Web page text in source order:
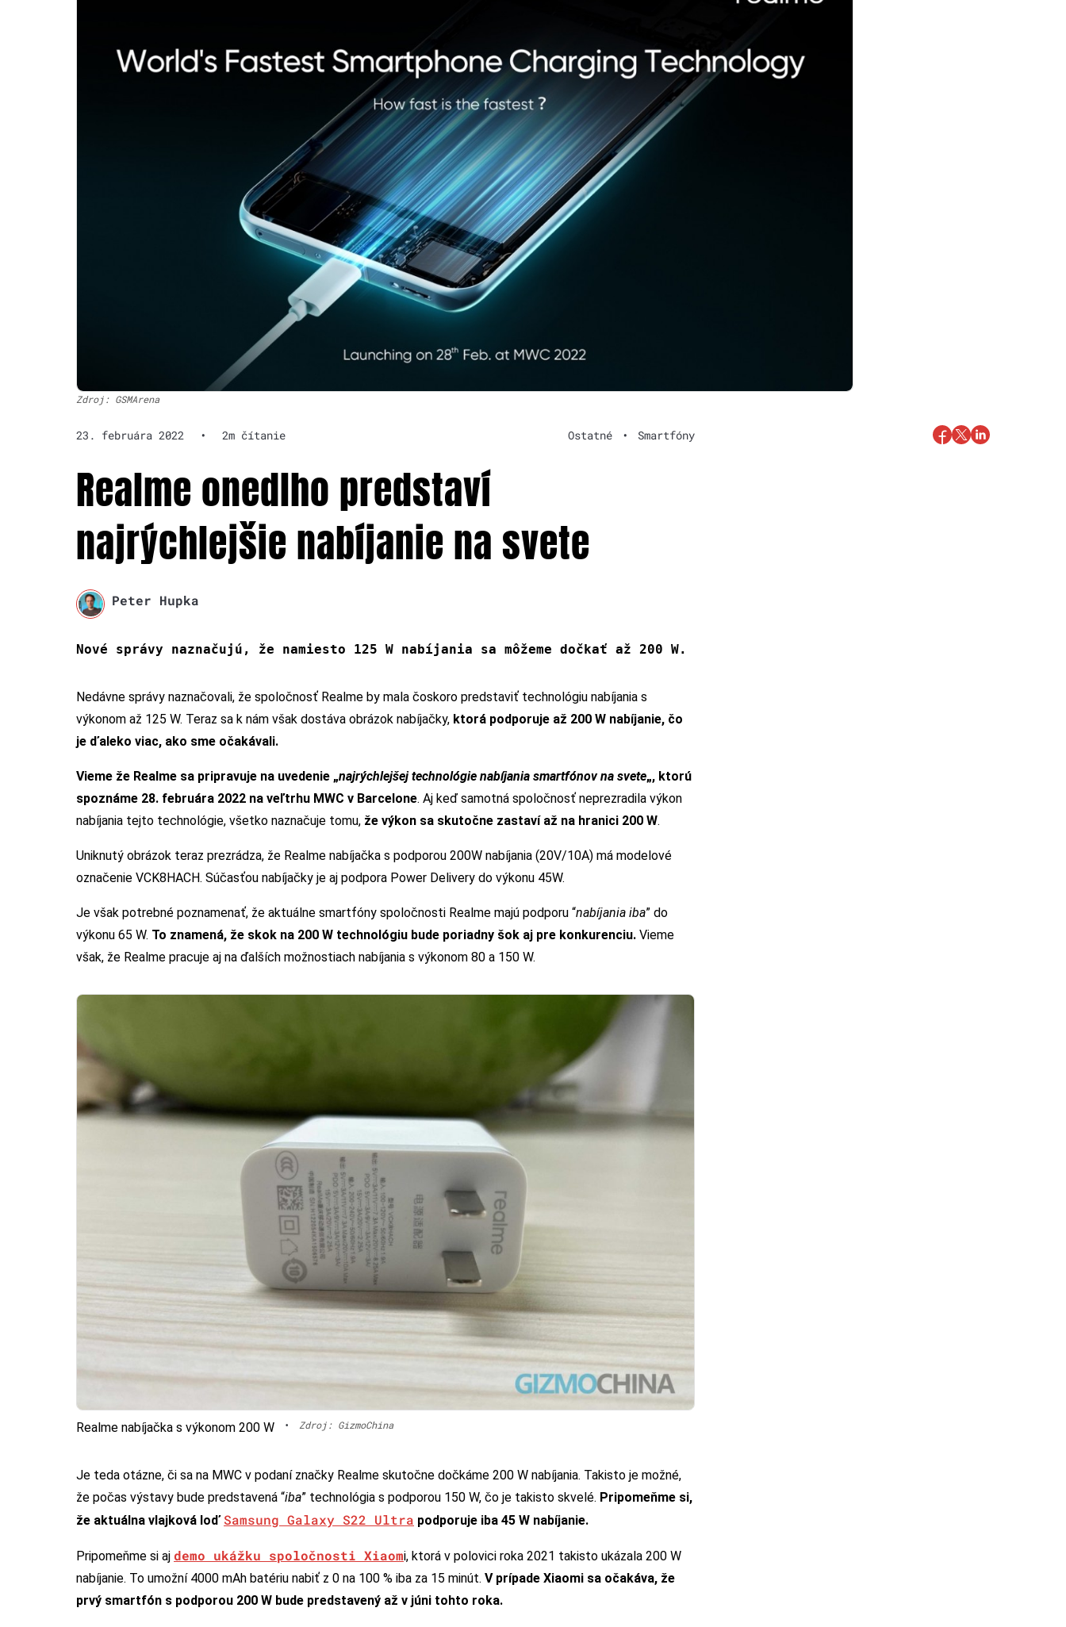
Zdroj: GSMArena
23. februára 2022 • 2m čítanie Ostatné • Smartfóny
Realme onedlho predstaví
najrýchlejšie nabíjanie na svete
Peter Hupka
Nové správy naznačujú, že namiesto 125 W nabíjania sa môžeme dočkať až 200 W.
Nedávne správy naznačovali, že spoločnosť Realme by mala čoskoro predstaviť technológiu nabíjania s
výkonom až 125 W. Teraz sa k nám však dostáva obrázok nabíjačky, ktorá podporuje až 200 W nabíjanie, čo
je ďaleko viac, ako sme očakávali.
Vieme že Realme sa pripravuje na uvedenie „najrýchlejšej technológie nabíjania smartfónov na svete„, ktorú
spoznáme 28. februára 2022 na veľtrhu MWC v Barcelone. Aj keď samotná spoločnosť neprezradila výkon
nabíjania tejto technológie, všetko naznačuje tomu, že výkon sa skutočne zastaví až na hranici 200 W.
Uniknutý obrázok teraz prezrádza, že Realme nabíjačka s podporou 200W nabíjania (20V/10A) má modelové
označenie VCK8HACH. Súčasťou nabíjačky je aj podpora Power Delivery do výkonu 45W.
Je však potrebné poznamenať, že aktuálne smartfóny spoločnosti Realme majú podporu “nabíjania iba” do
výkonu 65 W. To znamená, že skok na 200 W technológiu bude poriadny šok aj pre konkurenciu. Vieme
však, že Realme pracuje aj na ďalších možnostiach nabíjania s výkonom 80 a 150 W.
Realme nabíjačka s výkonom 200 W • Zdroj: GizmoChina
Je teda otázne, či sa na MWC v podaní značky Realme skutočne dočkáme 200 W nabíjania. Takisto je možné,
že počas výstavy bude predstavená “iba” technológia s podporou 150 W, čo je takisto skvelé. Pripomeňme si,
že aktuálna vlajková loď Samsung Galaxy S22 Ultra podporuje iba 45 W nabíjanie.
Pripomeňme si aj demo ukážku spoločnosti Xiaomi, ktorá v polovici roka 2021 takisto ukázala 200 W
nabíjanie. To umožní 4000 mAh batériu nabiť z 0 na 100 % iba za 15 minút. V prípade Xiaomi sa očakáva, že
prvý smartfón s podporou 200 W bude predstavený až v júni tohto roka.